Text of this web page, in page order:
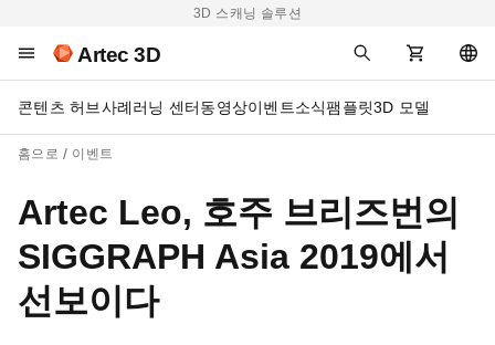
3D 스캐닝 솔루션
Artec 3D
콘텐츠 허브사례러닝 센터동영상이벤트소식팸플릿3D 모델
홈으로 이벤트
Artec Leo, 호주 브리즈번의
SIGGRAPH Asia 2019에서
선보이다